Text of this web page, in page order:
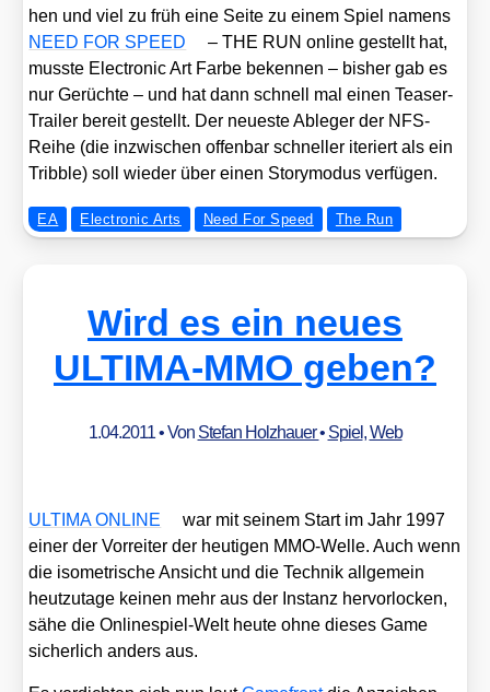
hen und viel zu früh eine Sei­te zu einem Spiel namens
NEED FOR SPEED
– THE RUN online gestellt hat,
muss­te Elec­tro­nic Art Far­be beken­nen – bis­her gab es
nur Gerüch­te – und hat dann schnell mal einen Teaser-
Trai­ler bereit gestellt. Der neu­es­te Able­ger der NFS-
Rei­he (die inzwi­schen offen­bar schnel­ler ite­riert als ein
Tribb­le) soll wie­der über einen Sto­ry­mo­dus ver­fü­gen.
EA Electronic Arts Need For Speed The Run
Wird es ein neues
ULTIMA-MMO geben?
1.04.2011• Von Stefan Holzhauer• Spiel,Web
ULTIMA ONLINE
war mit sei­nem Start im Jahr 1997
einer der Vor­rei­ter der heu­ti­gen MMO-Wel­le. Auch wenn
die iso­me­tri­sche Ansicht und die Tech­nik all­ge­mein
heut­zu­ta­ge kei­nen mehr aus der Instanz her­vor­lo­cken,
sähe die Online­spiel-Welt heu­te ohne die­ses Game
sicher­lich anders aus.